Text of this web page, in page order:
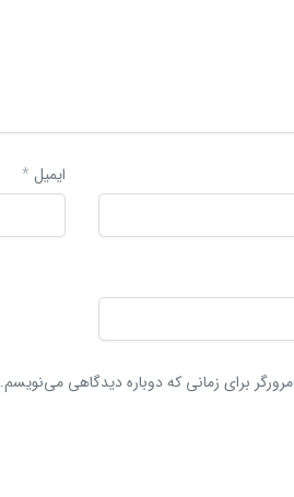
ایمیل *
برای زمانی که دوباره دیدگاهی می‌نویسم.